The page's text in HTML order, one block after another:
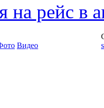
на рейс в
Видео